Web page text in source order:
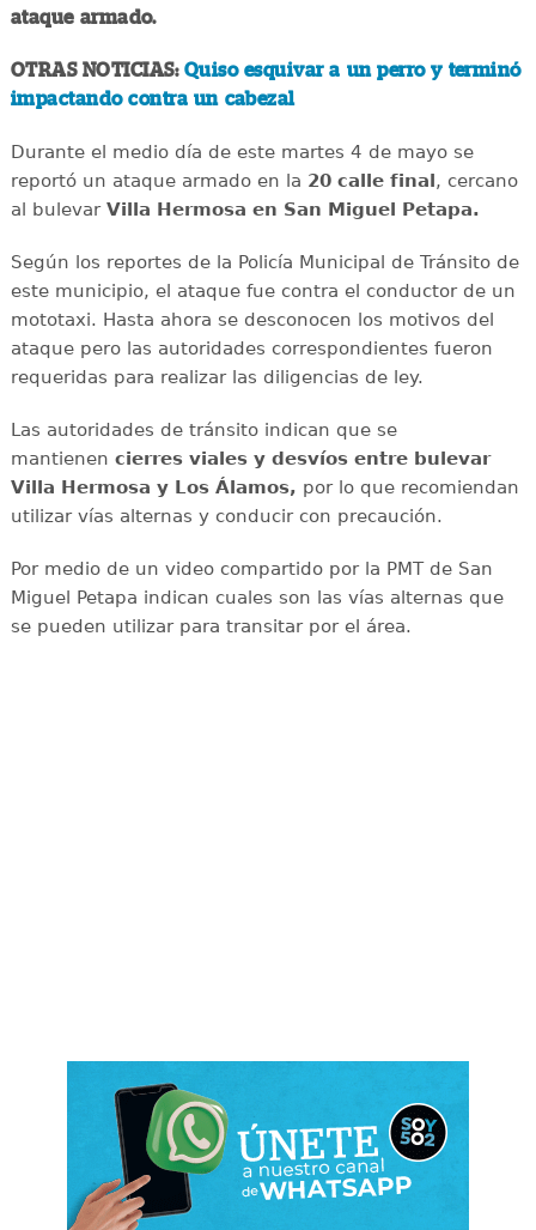
ataque armado.
OTRAS NOTICIAS: Quiso esquivar a un perro y terminó
impactando contra un cabezal
Durante el medio día de este martes 4 de mayo se
reportó un ataque armado en la 20 calle final, cercano
al bulevarVilla Hermosa en San Miguel Petapa.
Según los reportes de la Policía Municipal de Tránsito de
este municipio, el ataque fue contra el conductor de un
mototaxi. Hasta ahora se desconocen los motivos del
ataque pero las autoridades correspondientes fueron
requeridas para realizar las diligencias de ley.
Las autoridades de tránsito indican que se
mantienen cierres viales y desvíos entre bulevar
Villa Hermosa y Los Álamos, por lo que recomiendan
utilizar vías alternas y conducir con precaución.
Por medio de un video compartido por la PMT de San
Miguel Petapa indican cuales son las vías alternas que
se pueden utilizar para transitar por el área.